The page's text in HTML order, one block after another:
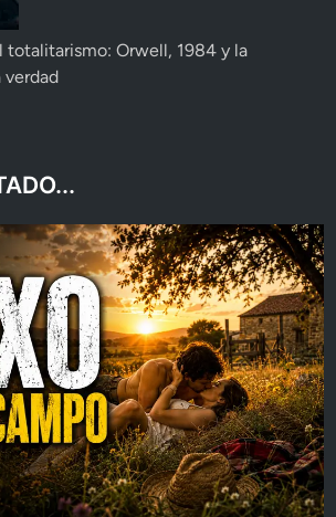
totalitarismo: Orwell, 1984 y la
verdad